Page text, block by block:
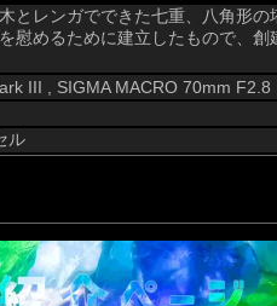
とレンガでできた七重、八角形
慰めるために建立したもので、
III , SIGMA MACRO 70mm F2.8
ル